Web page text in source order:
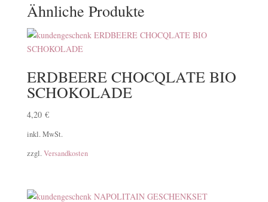
Ähnliche Produkte
ERDBEERE CHOCQLATE BIO
SCHOKOLADE
4,20 €
inkl. MwSt.
zzgl. Versandkosten